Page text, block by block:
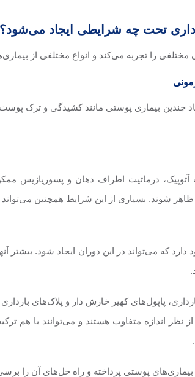
تحت چه شرایطی ایجاد می‌شود؟
مختلفی را تجربه می‌کند و انواع مختلفی
چندین بیماری پوستی مانند کشیدگی و ترک
آتوپیک، درماتیت اطراف دهان و
شوند. بسیاری از این شرایط همچنین
که می‌تواند در این دوران ایجاد شود.
پاپول‌های کهیر خارش دار و پلاک‌های
اندازه متفاوت هستند و می‌توانند با هم
پوستی پرداخته و راه حل‌های آن را